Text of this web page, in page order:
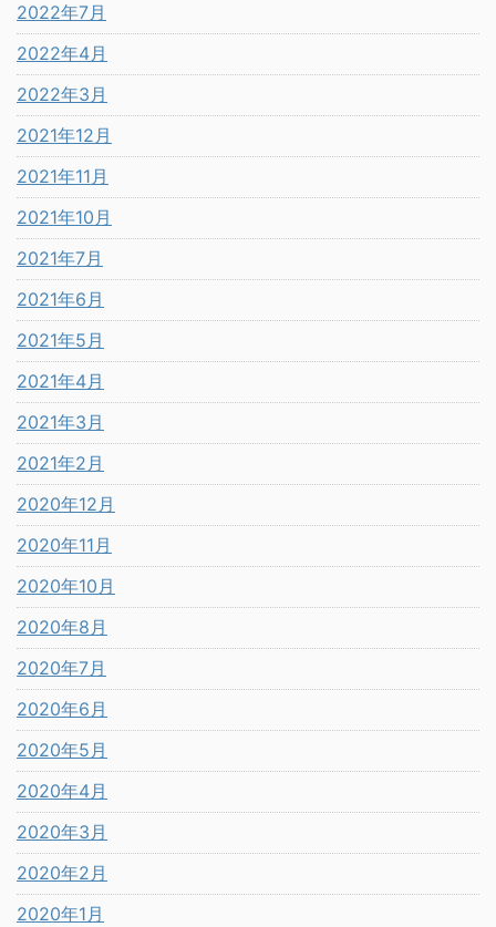
2022年7月
2022年4月
2022年3月
2021年12月
2021年11月
2021年10月
2021年7月
2021年6月
2021年5月
2021年4月
2021年3月
2021年2月
2020年12月
2020年11月
2020年10月
2020年8月
2020年7月
2020年6月
2020年5月
2020年4月
2020年3月
2020年2月
2020年1月